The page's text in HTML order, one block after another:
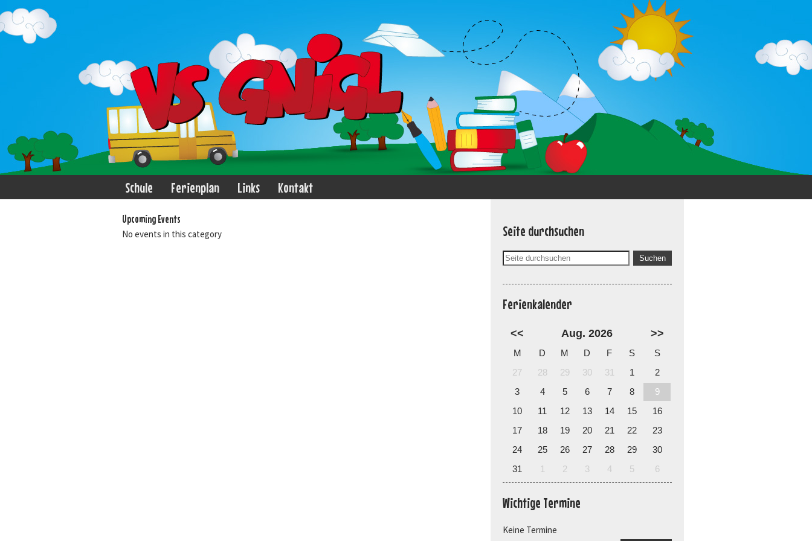
Schule Ferienplan Links Kontakt
Upcoming Events
No events in this category Seite durchsuchen
Ferienkalender
<< Aug. 2026 >>
M D M D F S
S
27
28 29 30 31 1
2
3
4 5 6 7 8
9
10
11 12 13 14 15
16
17
18 19 20 21 22
23
24
25 26 27 28 29
30
31
1 2 3 4 5 6
Wichtige Termine
Keine Termine